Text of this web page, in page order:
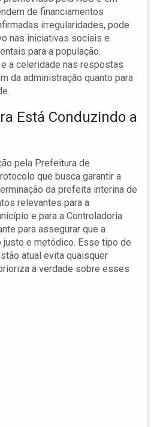
de financiamentos
irregularidades, pode
nas iniciativas sociais e
para a população.
a celeridade nas respostas
da administração quanto para
Está Conduzindo a
pela Prefeitura de
que busca garantir a
da prefeita interina de
relevantes para a
e para a Controladoria
para assegurar que a
justo e metódico. Esse tipo de
atual evita quaisquer
a verdade sobre esses